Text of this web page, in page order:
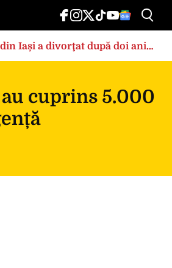
Iași a divorţat după doi ani
cuprins 5.000